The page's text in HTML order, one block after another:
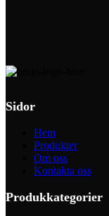
Sidor
Hem
Produkter
Om oss
Kontakta oss
Produkkategorier